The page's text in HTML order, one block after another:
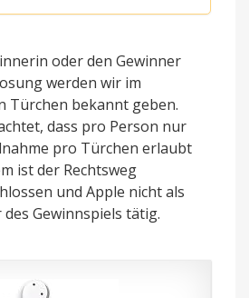
oder den Gewinner
werden wir im
Türchen bekannt geben.
dass pro Person nur
pro Türchen erlaubt
ist der Rechtsweg
und Apple nicht als
Gewinnspiels tätig.